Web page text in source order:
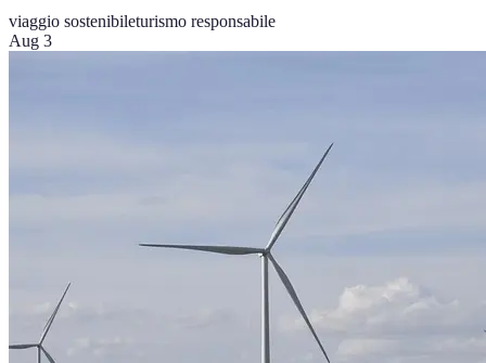
viaggio sostenibileturismo responsabile
Aug 3